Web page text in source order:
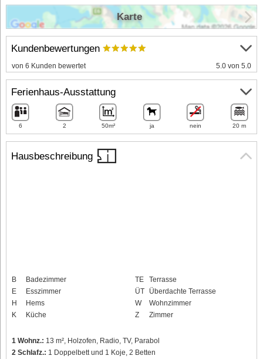
Hausbeschreibung
B
Badezimmer
E
Esszimmer
H
Hems
K
Küche
TE
Terrasse
ÜT
Überdachte Terrasse
W
Wohnzimmer
Z
Zimmer
1 Wohnz.: 13 m², Holzofen, Radio, TV, Parabol
2 Schlafz.: 1 Doppelbett und 1 Koje, 2 Betten
Kundenbewertungen
von 6 Kunden bewertet 5.0 von 5.0
Ferienhaus-Ausstattung
6 2 50m² ja nein 20 m
Karte